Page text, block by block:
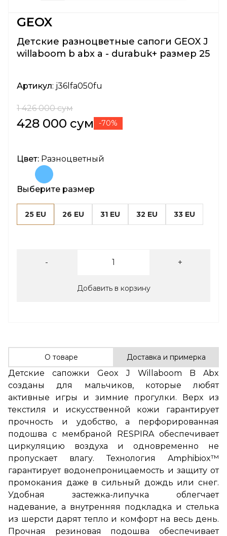
GEOX
Детские разноцветные сапоги GEOX J
willaboom b abx a - durabuk+ размер 25
Артикул: j36lfa050fu
1 426 000 сум
428 000 сум -70%
Цвет: Разноцветный
Выберите размер
25 EU 26 EU 31 EU 32 EU 33 EU
- +
Добавить в корзину
О товаре Доставка и примерка
Детские сапожки Geox J Willaboom B Abx
созданы для мальчиков, которые любят
активные игры и зимние прогулки. Верх из
текстиля и искусственной кожи гарантирует
прочность и удобство, а перфорированная
подошва с мембраной RESPIRA обеспечивает
циркуляцию воздуха и одновременно не
пропускает влагу. Технология Amphibiox™
гарантирует водонепроницаемость и защиту от
промокания даже в сильный дождь или снег.
Удобная застежка-липучка облегчает
надевание, а внутренняя подкладка и стелька
из шерсти дарят тепло и комфорт на весь день.
Прочная резиновая подошва обеспечивает